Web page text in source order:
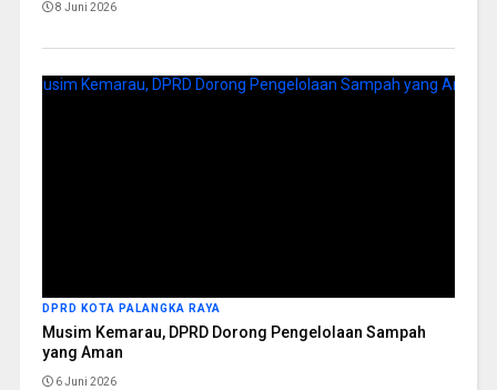
8 Juni 2026
DPRD KOTA PALANGKA RAYA
Musim Kemarau, DPRD Dorong Pengelolaan Sampah
yang Aman
6 Juni 2026